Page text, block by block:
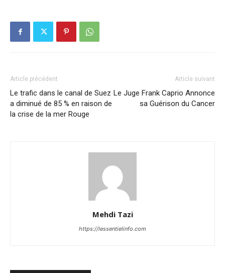
Article précédent
Le trafic dans le canal de Suez
a diminué de 85 % en raison de
la crise de la mer Rouge
Article suivant
Le Juge Frank Caprio Annonce
sa Guérison du Cancer
Mehdi Tazi
https://lessentielinfo.com